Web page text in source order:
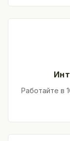
Работайте в